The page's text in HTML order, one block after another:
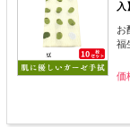
入】
お
福
価